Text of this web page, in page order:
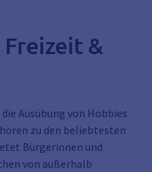
&
Ausübung von Hobbies
zu den beliebtesten
Bürgerinnen und
von außerhalb